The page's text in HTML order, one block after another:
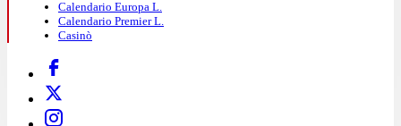
Calendario Europa L.
Calendario Premier L.
Casinò